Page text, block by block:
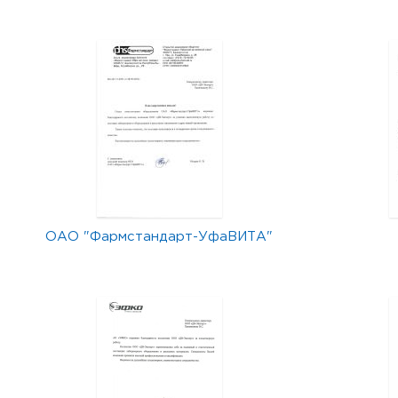
ОАО "Фармстандарт-УфаВИТА"